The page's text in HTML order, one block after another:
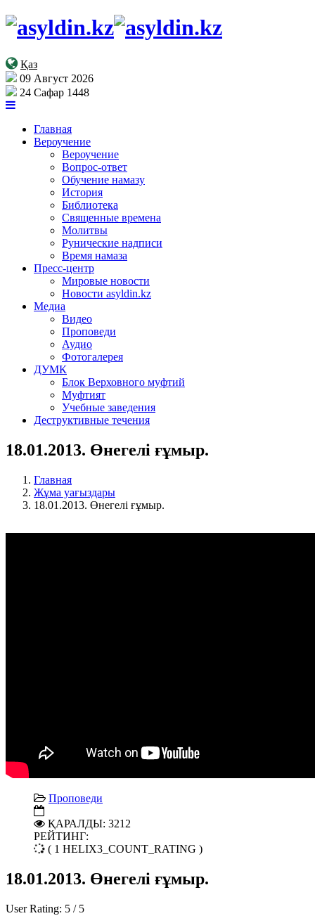
Қаз
09 Август 2026
24 Сафар 1448
Главная
Вероучение
Вероучение
Вопрос-ответ
Обучение намазу
История
Библиотека
Священные времена
Молитвы
Рунические надписи
Время намаза
Пресс-центр
Мировые новости
Новости asyldin.kz
Медиа
Видео
Проповеди
Аудио
Фотогалерея
ДУМК
Блок Верховного муфтий
Муфтият
Учебные заведения
Деструктивные течения
18.01.2013. Өнегелі ғұмыр.
Главная
Жұма уағыздары
18.01.2013. Өнегелі ғұмыр.
Проповеди
ҚАРАЛДЫ: 3212
РЕЙТИНГ:
( 1 HELIX3_COUNT_RATING )
18.01.2013. Өнегелі ғұмыр.
User Rating: 5 / 5